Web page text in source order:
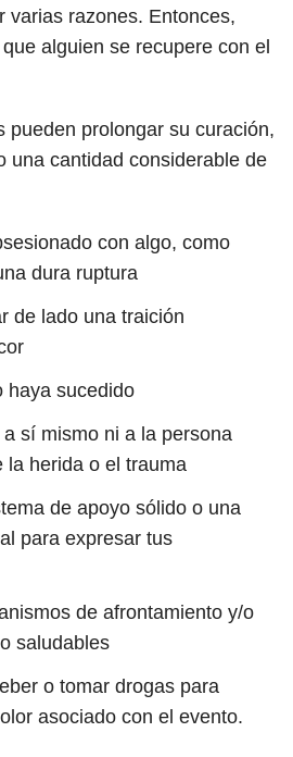
varias razones. Entonces,
alguien se recupere con el
pueden prolongar su curación,
una cantidad considerable de
con algo, como
dura ruptura
de lado una traición
haya sucedido
sí mismo ni a la persona
la herida o el trauma
de apoyo sólido o una
para expresar tus
de afrontamiento y/o
saludables
o tomar drogas para
asociado con el evento.